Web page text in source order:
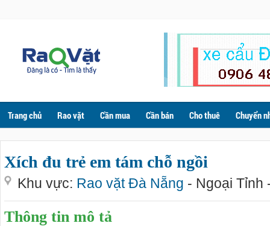
Trang chủ Rao vặt Cần mua Cần bán Cho thuê Chuyển
Xích đu trẻ em tám chỗ ngồi
Khu vực: Rao vặt Đà Nẵng - Ngoại Tỉnh
Thông tin mô tả